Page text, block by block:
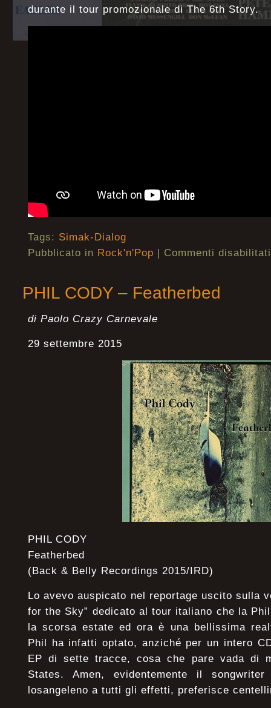
durante il tour promozionale di The 6th Story.
Tags: Simak-Dialog
Pubblicato in Rock'n'Pop | Commenti disabilitati
PHIL CODY – Featherbed
di Paolo Crazy Carnevale
29 settembre 2015
PHIL CODY
Featherbed
(Back & Belly Recordings 2015/IRD)
Lo avevo auspicato nel reportage uscito sulla
for the Sky” dedicato al tour italiano che la
la scorsa estate ed ora è una bellissima
Phil ha infatti optato, anziché per un intero
EP di sette tracce, cosa che pare vada di
States. Amen, evidentemente il
losangeleno a tutti gli effetti, preferisce